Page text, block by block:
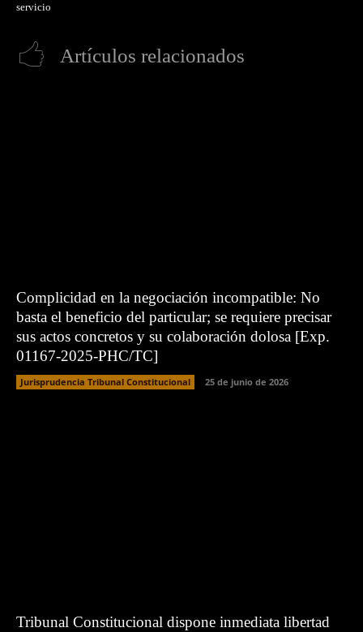
servicio
Artículos relacionados
Complicidad en la negociación incompatible: No
basta el beneficio del particular; se requiere precisar
sus actos concretos y su colaboración dolosa [Exp.
01167-2025-PHC/TC]
Jurisprudencia Tribunal Constitucional 25 de junio de 2026
Tribunal Constitucional dispone inmediata libertad